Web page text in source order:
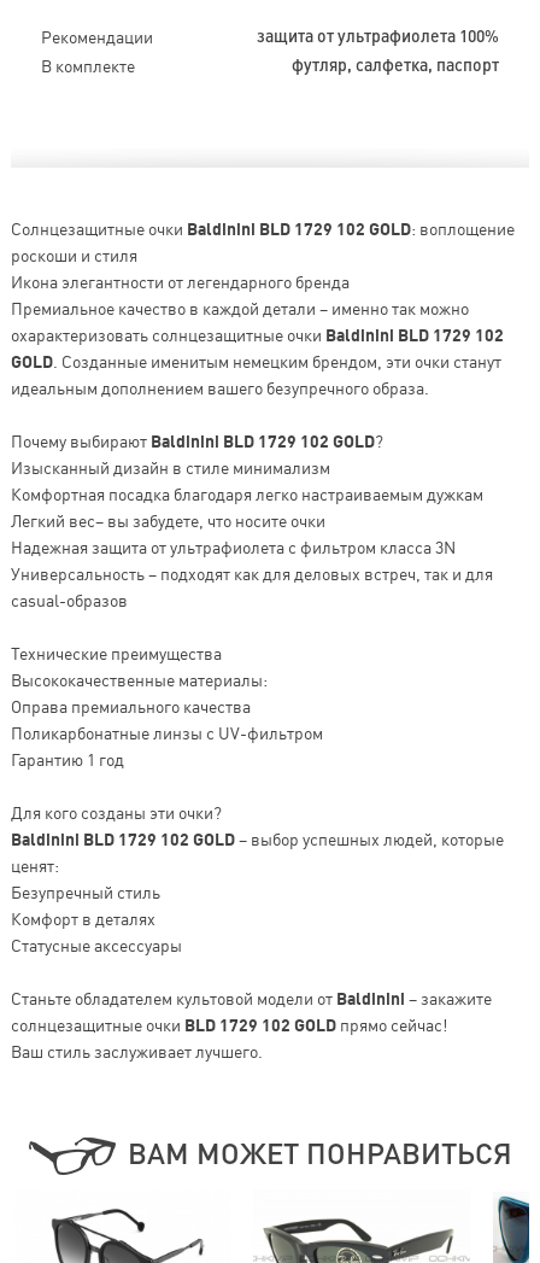
Рекомендации защита от ультрафиолета 100%
В комплекте футляр, салфетка, паспорт
Солнцезащитные очки Baldinini BLD 1729 102 GOLD: воплощение
роскоши и стиля
Икона элегантности от легендарного бренда
Премиальное качество в каждой детали – именно так можно
охарактеризовать солнцезащитные очки Baldinini BLD 1729 102
GOLD. Созданные именитым немецким брендом, эти очки станут
идеальным дополнением вашего безупречного образа.
Почему выбирают Baldinini BLD 1729 102 GOLD?
Изысканный дизайн в стиле минимализм
Комфортная посадка благодаря легко настраиваемым дужкам
Легкий вес– вы забудете, что носите очки
Надежная защита от ультрафиолета с фильтром класса 3N
Универсальность – подходят как для деловых встреч, так и для
casual-образов
Технические преимущества
Высококачественные материалы:
Оправа премиального качества
Поликарбонатные линзы с UV-фильтром
Гарантию 1 год
Для кого созданы эти очки?
Baldinini BLD 1729 102 GOLD– выбор успешных людей, которые
ценят:
Безупречный стиль
Комфорт в деталях
Статусные аксессуары
Станьте обладателем культовой модели от Baldinini – закажите
солнцезащитные очки BLD 1729 102 GOLDпрямо сейчас!
Ваш стиль заслуживает лучшего.
ВАМ МОЖЕТ ПОНРАВИТЬСЯ